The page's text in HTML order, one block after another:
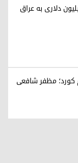
کورد؛ مظفر شافعی